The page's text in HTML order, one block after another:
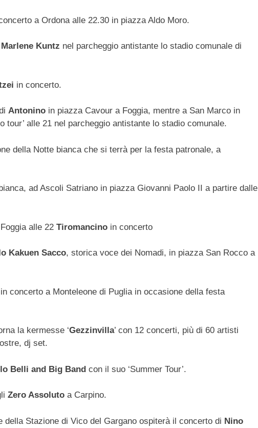
a Ordona alle 22.30 in piazza Aldo Moro.
Marlene Kuntz nel parcheggio antistante lo stadio comunale di
in concerto.
Antonino in piazza Cavour a Foggia, mentre a San Marco in
tour’ alle 21 nel parcheggio antistante lo stadio comunale.
della Notte bianca che si terrà per la festa patronale, a
ad Ascoli Satriano in piazza Giovanni Paolo II a partire dalle
alle 22 Tiromancino in concerto
Kakuen Sacco, storica voce dei Nomadi, in piazza San Rocco a
in concerto a Monteleone di Puglia in occasione della festa
la kermesse ‘Gezzinvilla’ con 12 concerti, più di 60 artisti
dj set.
Belli and Big Band con il suo ‘Summer Tour’.
Zero Assoluto a Carpino.
della Stazione di Vico del Gargano ospiterà il concerto di Nino